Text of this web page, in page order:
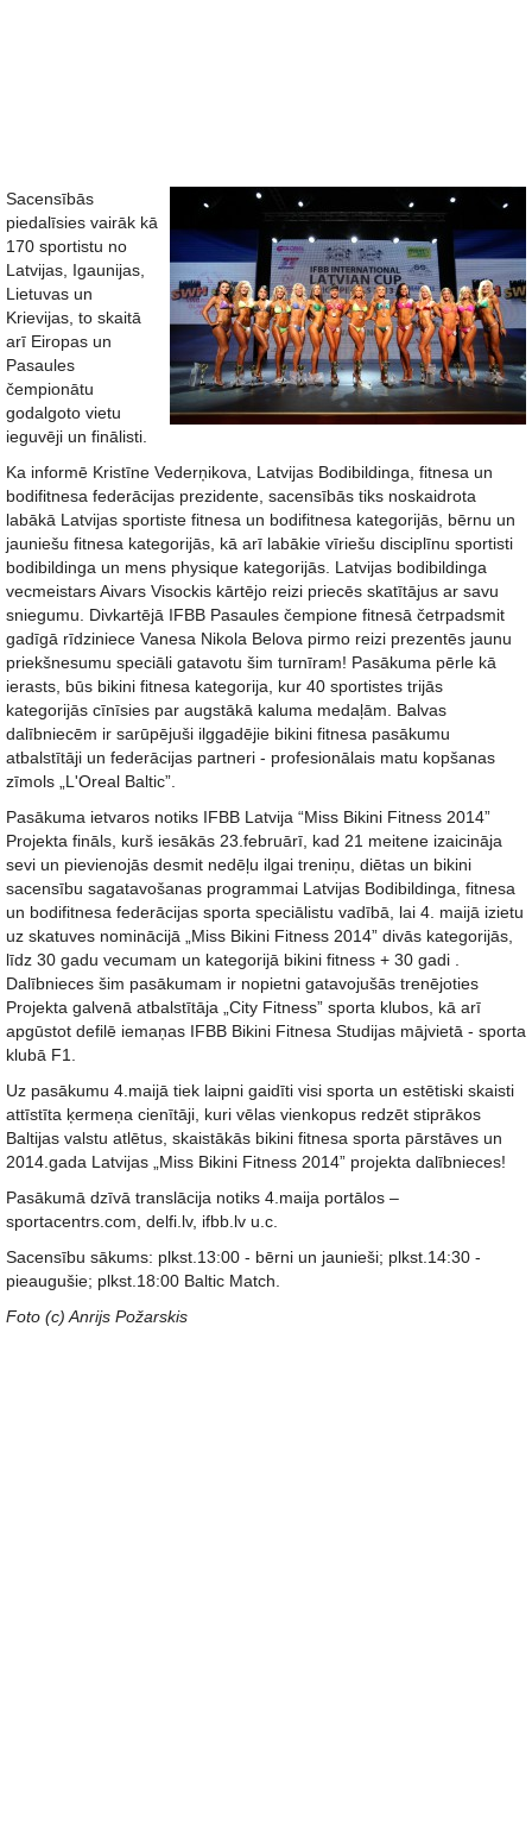
Sacensībās
piedalīsies vairāk kā
170 sportistu no
Latvijas, Igaunijas,
Lietuvas un
Krievijas, to skaitā
arī Eiropas un
Pasaules
čempionātu
godalgoto vietu
ieguvēji un finālisti.
Ka informē Kristīne Vederņikova, Latvijas Bodibildinga, fitnesa un
bodifitnesa federācijas prezidente, sacensībās tiks noskaidrota
labākā Latvijas sportiste fitnesa un bodifitnesa kategorijās, bērnu un
jauniešu fitnesa kategorijās, kā arī labākie vīriešu disciplīnu sportisti
bodibildinga un mens physique kategorijās. Latvijas bodibildinga
vecmeistars Aivars Visockis kārtējo reizi priecēs skatītājus ar savu
sniegumu. Divkartējā IFBB Pasaules čempione fitnesā četrpadsmit
gadīgā rīdziniece Vanesa Nikola Belova pirmo reizi prezentēs jaunu
priekšnesumu speciāli gatavotu šim turnīram! Pasākuma pērle kā
ierasts, būs bikini fitnesa kategorija, kur 40 sportistes trijās
kategorijās cīnīsies par augstākā kaluma medaļām. Balvas
dalībniecēm ir sarūpējuši ilggadējie bikini fitnesa pasākumu
atbalstītāji un federācijas partneri - profesionālais matu kopšanas
zīmols „L'Oreal Baltic”.
Pasākuma ietvaros notiks IFBB Latvija “Miss Bikini Fitness 2014”
Projekta fināls, kurš iesākās 23.februārī, kad 21 meitene izaicināja
sevi un pievienojās desmit nedēļu ilgai treniņu, diētas un bikini
sacensību sagatavošanas programmai Latvijas Bodibildinga, fitnesa
un bodifitnesa federācijas sporta speciālistu vadībā, lai 4. maijā izietu
uz skatuves nominācijā „Miss Bikini Fitness 2014” divās kategorijās,
līdz 30 gadu vecumam un kategorijā bikini fitness + 30 gadi .
Dalībnieces šim pasākumam ir nopietni gatavojušās trenējoties
Projekta galvenā atbalstītāja „City Fitness” sporta klubos, kā arī
apgūstot defilē iemaņas IFBB Bikini Fitnesa Studijas mājvietā - sporta
klubā F1.
Uz pasākumu 4.maijā tiek laipni gaidīti visi sporta un estētiski skaisti
attīstīta ķermeņa cienītāji, kuri vēlas vienkopus redzēt stiprākos
Baltijas valstu atlētus, skaistākās bikini fitnesa sporta pārstāves un
2014.gada Latvijas „Miss Bikini Fitness 2014” projekta dalībnieces!
Pasākumā dzīvā translācija notiks 4.maija portālos –
sportacentrs.com, delfi.lv, ifbb.lv u.c.
Sacensību sākums: plkst.13:00 - bērni un jaunieši; plkst.14:30 -
pieaugušie; plkst.18:00 Baltic Match.
Foto (c) Anrijs Požarskis